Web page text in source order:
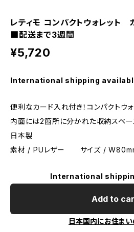
レティモ コンパクトウォレット
■配送まで3週間
¥5,720
International shipping
便利なカード入れ付き！コンパクトウォ
内面には2箇所に分かれた収納スペー
日本製
素材 / PUレザー サイズ /
International
Add to
日本国内にお住ま